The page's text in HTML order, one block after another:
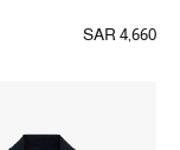
SAR 4,660